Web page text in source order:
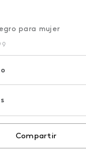
para mujer
Compartir